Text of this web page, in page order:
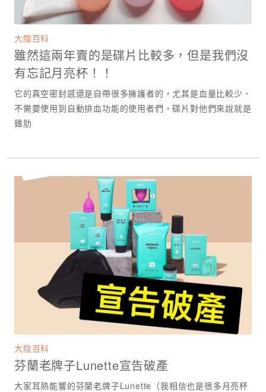
大陰百科
雖然這兩年賣的是碟片比較多，但是我們沒
有忘記月亮杯！！
它的真空密封感還是自帶很多擁護者的，尤其是血量比較少、
不需要使用到自動排血功能的使用者們，碟片對他們來說就是
雞肋
大陰百科
芬蘭老牌子Lunette宣告破產
大家耳熟能響的芬蘭老牌子Lunette（我相信也是很多月亮杯